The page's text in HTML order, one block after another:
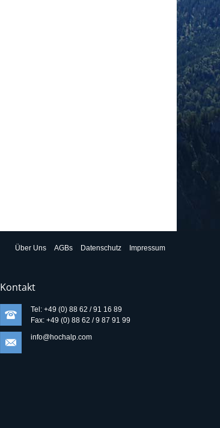
Über Uns AGBs Datenschutz Impressum
Kontakt
Tel: +49 (0) 88 62 / 91 16 89
Fax: +49 (0) 88 62 / 9 87 91 99
info@hochalp.com